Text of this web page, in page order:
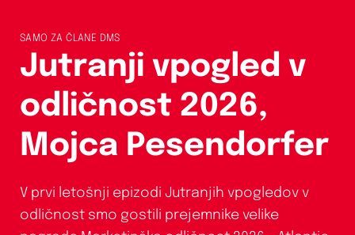
SAMO ZA ČLANE DMS
Jutranji vpogled v
odličnost 2026,
Mojca Pesendorfer
V prvi letošnji epizodi Jutranjih vpogledov v
odličnost smo gostili prejemnike velike